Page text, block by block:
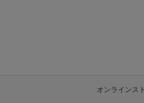
オンラインス